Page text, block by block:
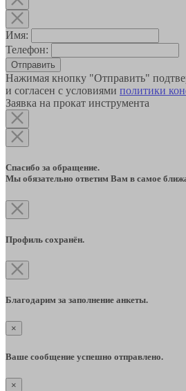
Имя:
Телефон:
Отправить
Нажимая кнопку "Отправить"
и согласен с условиями политики
Заявка на прокат инструмента
Спасибо за обращение.
Мы обязательно ответим Вам в самое
Профиль сохранён.
Благодарим за заполнение анкеты.
×
Ваше сообщение успешно отправлено.
×